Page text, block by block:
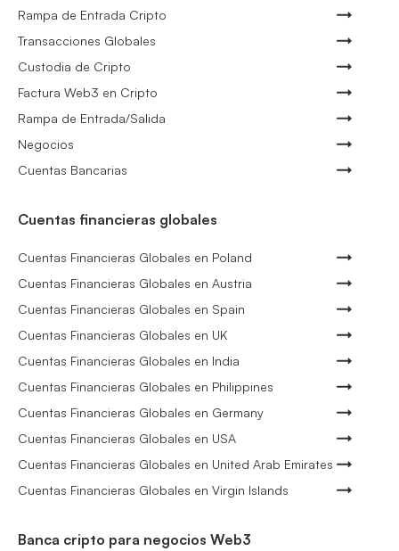
Rampa de Entrada Cripto
Transacciones Globales
Custodia de Cripto
Factura Web3 en Cripto
Rampa de Entrada/Salida
Negocios
Cuentas Bancarias
Cuentas financieras globales
Cuentas Financieras Globales en Poland
Cuentas Financieras Globales en Austria
Cuentas Financieras Globales en Spain
Cuentas Financieras Globales en UK
Cuentas Financieras Globales en India
Cuentas Financieras Globales en Philippines
Cuentas Financieras Globales en Germany
Cuentas Financieras Globales en USA
Cuentas Financieras Globales en United Arab Emirates
Cuentas Financieras Globales en Virgin Islands
Banca cripto para negocios Web3